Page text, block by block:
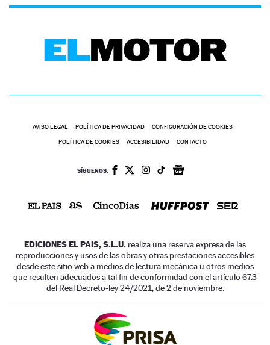
AVISO LEGAL POLÍTICA DE PRIVACIDAD CONFIGURACIÓN DE COOKIES
POLÍTICA DE COOKIES ACCESIBILIDAD CONTACTO
SÍGUENOS:
EDICIONES EL PAIS, S.L.U. realiza una reserva expresa de las
reproducciones y usos de las obras y otras prestaciones accesibles
desde este sitio web a medios de lectura mecánica u otros medios
que resulten adecuados a tal fin de conformidad con el artículo 67.3
del Real Decreto-ley 24/2021, de 2 de noviembre.